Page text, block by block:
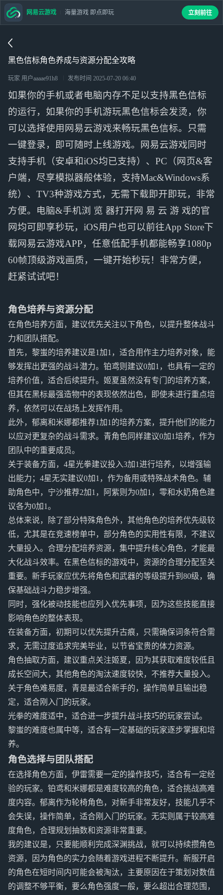
黑色信标角色养成与资源分配全攻略
玩家 用户aaaae91h8 发布时间 2025-07-20 06:40
如果你的手机或者电脑内存不足以支持黑色信标
的运行，如果你的手机游玩黑色信标会发烫，你
可以选择使用网易云游戏来畅玩黑色信标。只需
一键登录，即可随时上线游戏。网易云游戏同时
支持手机（安卓和iOS均已支持）、PC（网页&客
户端，尽享模拟器般体验，支持Mac&Windows系
统）、TV3种游戏方式，无需下载即开即玩，非常
方便。电脑&手机浏 览 器打开网 易 云 游 戏的官
网均可即享秒玩，iOS用户也可以前往App Store下
载网易云游戏APP，任意低配手机都能畅享1080p
60帧顶级游戏画质，一键开始秒玩！非常方便，
赶紧试试吧！
角色培养与资源分配
在角色培养方面，建议优先关注以下角色，以提升整体战斗
力和团队搭配。
首先，黎蚩的培养建议是1加1，适合用作主力培养对象，能
够发挥出更强的战斗潜力。铂鸢则建议0加1，也具有一定的
培养价值，适合后续提升。姬夏虽然没有专门的培养方案，
但其在黑标最强造物中的表现依然出色，即使未进行重点培
养，依然可以在战场上发挥作用。
此外，郁离和米娜都推荐1加1的培养方案，提升他们的能力
以应对更复杂的战斗需求。青角色同样建议0加1培养，作为
团队中的重要成员。
关于装备方面，4星光拳建议投入3加1进行培养，以增强输
出能力；4星无实建议0加1，作为备用或特殊战术角色。辅
助角色中，宁沙推荐2加1，阿紫则为0加1，零和水奶角色建
议各为0加1。
总体来说，除了部分特殊角色外，其他角色的培养优先级较
低，尤其是在竞速榜单中，部分角色的实用性有限，不建议
大量投入。合理分配培养资源，集中提升核心角色，才能最
大化战斗效率。在黑色信标的游戏中，资源的合理分配至关
重要。新手玩家应优先将角色和武器的等级提升到80级，确
保基础战斗力稳步增强。
同时，强化被动技能也应列入优先事项，因为这些技能直接
影响角色的整体表现。
在装备方面，初期可以优先提升古痕，只需确保词条符合需
求，无需过度追求完美毕业，以节省宝贵的体力资源。
角色抽取方面，建议重点关注姬夏，因为其获取难度较低且
成长空间大，其他角色的淘汰速度较快，不推荐大量投入。
关于角色难易度，青是最适合新手的，操作简单且输出稳
定，适合刚入门的玩家。
光拳的难度适中，适合进一步提升战斗技巧的玩家尝试。
黎蚩的难度也属中等，适合有一定基础的玩家逐步掌握和培
养。
角色选择与团队搭配
在选择角色方面，伊雷需要一定的操作技巧，适合有一定经
验的玩家。铂鸢和米娜都是难度较高的角色，适合挑战高难
度内容。郁离作为轮椅角色，对新手非常友好，技能几乎不
会失误，操作简单，适合刚入门的玩家。无实则属于较高难
度角色，合理规划抽数和资源非常重要。
我的建议是，只要能顺利完成深渊挑战，就可以持续攒角色
资源，因为角色的实力会随着游戏进程不断提升。新服开启
的角色在短时间内可能会被淘汰，主要原因在于策划对数值
的调整不够平衡，要么角色强度一般，要么超出合理范围，
网易云游戏 海量游戏 即点即玩 立刻前往